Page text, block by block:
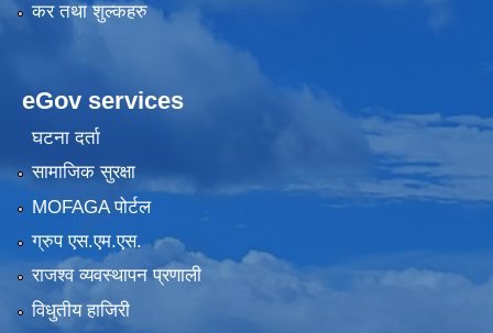
कर तथा शुल्कहरु
eGov services
घटना दर्ता
सामाजिक सुरक्षा
MOFAGA पोर्टल
ग्रुप एस.एम.एस.
राजश्व व्यवस्थापन प्रणाली
विधुतीय हाजिरी